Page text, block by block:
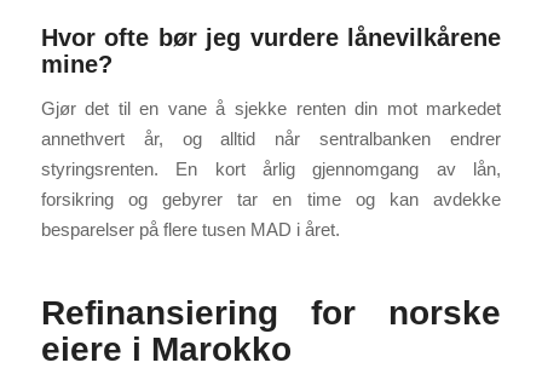
Hvor ofte bør jeg vurdere lånevilkårene
mine?
Gjør det til en vane å sjekke renten din mot markedet
annethvert år, og alltid når sentralbanken endrer
styringsrenten. En kort årlig gjennomgang av lån,
forsikring og gebyrer tar en time og kan avdekke
besparelser på flere tusen MAD i året.
Refinansiering for norske
eiere i Marokko